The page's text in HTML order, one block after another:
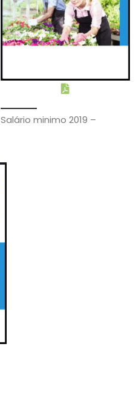
Salário minimo 2019 –